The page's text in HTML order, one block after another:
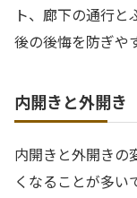
ト、廊下の通行
後の後悔を防ぎや
内開きと外開き
内開きと外開きの
くなることが多い